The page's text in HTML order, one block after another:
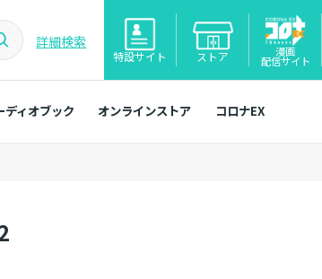
詳細検索
特設サイト ストア 漫画
配信サイト
ディオブック オンラインストア コロナEX